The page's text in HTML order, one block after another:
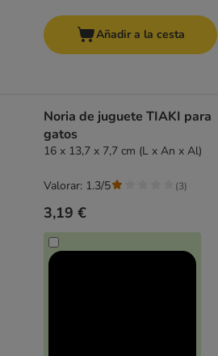
Añadir a la cesta
Noria de juguete TIAKI para
gatos
16 x 13,7 x 7,7 cm (L x An x Al)
3,19 €
Valorar: 1.3/5 (3)